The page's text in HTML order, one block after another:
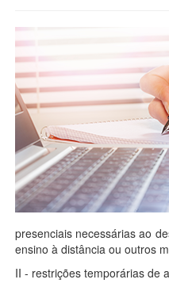
presenciais necessárias ao
ensino à distância ou outros
II - restrições temporárias de